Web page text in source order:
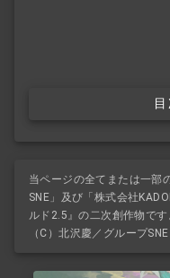
当ページの全てまたは一部
SNE」及び「株式会社
ルド2.5』の二次創作物です
（C）北沢慶／グループSNE